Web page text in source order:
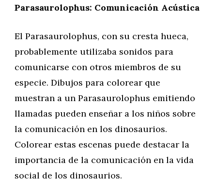
Parasaurolophus: Comunicación Acústica
El Parasaurolophus, con su cresta hueca,
probablemente utilizaba sonidos para
comunicarse con otros miembros de su
especie. Dibujos para colorear que
muestran a un Parasaurolophus emitiendo
llamadas pueden enseñar a los niños sobre
la comunicación en los dinosaurios.
Colorear estas escenas puede destacar la
importancia de la comunicación en la vida
social de los dinosaurios.